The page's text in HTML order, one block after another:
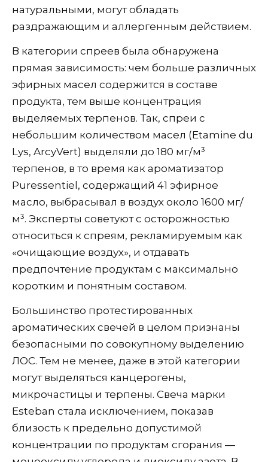
натуральными, могут обладать
раздражающим и аллергенным действием.
В категории спреев была обнаружена
прямая зависимость: чем больше различных
эфирных масел содержится в составе
продукта, тем выше концентрация
выделяемых терпенов. Так, спреи с
небольшим количеством масел (Etamine du
Lys, ArcyVert) выделяли до 180 мг/м³
терпенов, в то время как ароматизатор
Puressentiel, содержащий 41 эфирное
масло, выбрасывал в воздух около 1600 мг/
м³. Эксперты советуют с осторожностью
относиться к спреям, рекламируемым как
«очищающие воздух», и отдавать
предпочтение продуктам с максимально
коротким и понятным составом.
Большинство протестированных
ароматических свечей в целом признаны
безопасными по совокупному выделению
ЛОС. Тем не менее, даже в этой категории
могут выделяться канцерогены,
микрочастицы и терпены. Свеча марки
Esteban стала исключением, показав
близость к предельно допустимой
концентрации по продуктам сгорания —